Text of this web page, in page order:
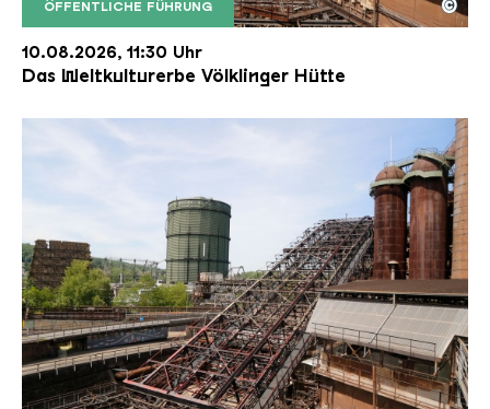
ÖFFENTLICHE FÜHRUNG
Der Erzschrägaufzug der Völklinger Hütte mit
Copyright: Weltkulturerbe Völklinger Hütte | Karl
©
10.08.2026, 11:30 Uhr
Das Weltkulturerbe Völklinger Hütte